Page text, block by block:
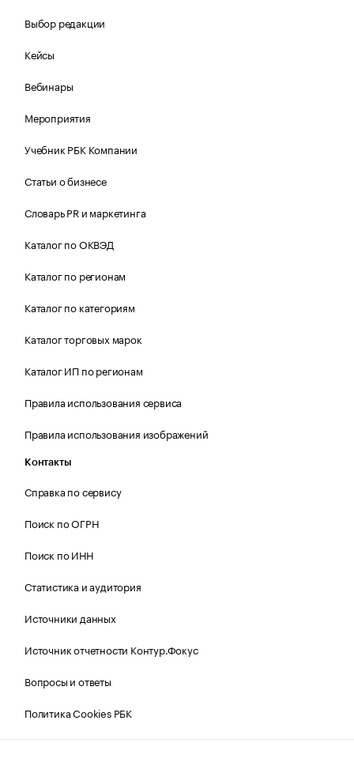
Выбор редакции
Кейсы
Вебинары
Мероприятия
Учебник РБК Компании
Статьи о бизнесе
Словарь PR и маркетинга
Каталог по ОКВЭД
Каталог по регионам
Каталог по категориям
Каталог торговых марок
Каталог ИП по регионам
Правила использования сервиса
Правила использования изображений
Контакты
Справка по сервису
Поиск по ОГРН
Поиск по ИНН
Статистика и аудитория
Источники данных
Источник отчетности Контур.Фокус
Вопросы и ответы
Политика Cookies РБК